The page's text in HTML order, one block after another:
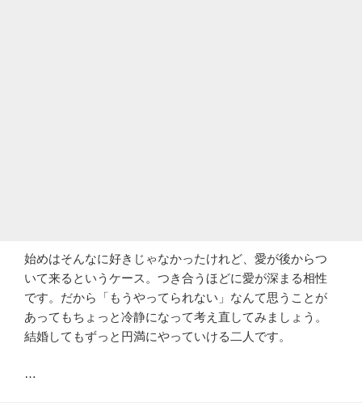
始めはそんなに好きじゃなかったけれど、愛が後からつ
いて来るというケース。つき合うほどに愛が深まる相性
です。だから「もうやってられない」なんて思うことが
あってもちょっと冷静になって考え直してみましょう。
結婚してもずっと円満にやっていける二人です。
…